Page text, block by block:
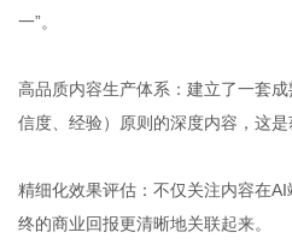
一”。
高品质内容生产体系：建立了一套
信度、经验）原则的深度内容，这
精细化效果评估：不仅关注内容在
终的商业回报更清晰地关联起来。